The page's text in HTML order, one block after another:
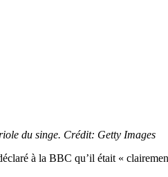
du singe. Crédit: Getty Images
à la BBC qu’il était «